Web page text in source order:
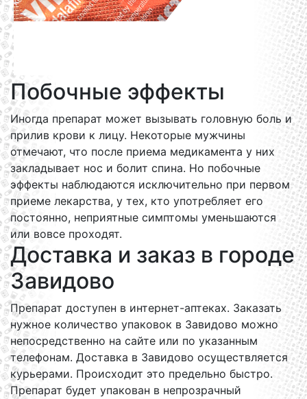
Побочные эффекты
Иногда препарат может вызывать головную боль и
прилив крови к лицу. Некоторые мужчины
отмечают, что после приема медикамента у них
закладывает нос и болит спина. Но побочные
эффекты наблюдаются исключительно при первом
приеме лекарства, у тех, кто употребляет его
постоянно, неприятные симптомы уменьшаются
или вовсе проходят.
Доставка и заказ в городе
Завидово
Препарат доступен в интернет-аптеках. Заказать
нужное количество упаковок в Завидово можно
непосредственно на сайте или по указанным
телефонам. Доставка в Завидово осуществляется
курьерами. Происходит это предельно быстро.
Препарат будет упакован в непрозрачный